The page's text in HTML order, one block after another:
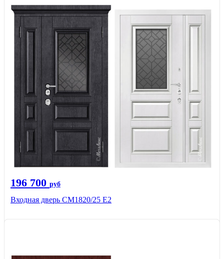
196 700 руб
Входная дверь СМ1820/25 Е2